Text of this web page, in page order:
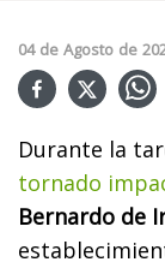
04 de Agosto de
Durante la
tornado
Bernardo de